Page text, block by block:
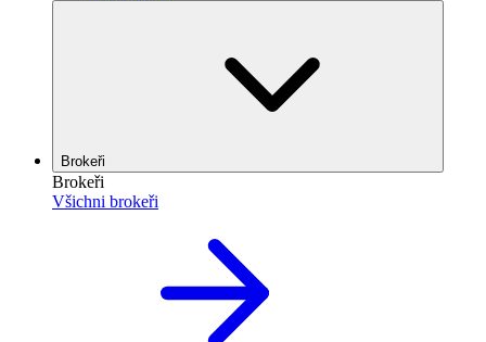
Brokeři
Brokeři
Všichni brokeři